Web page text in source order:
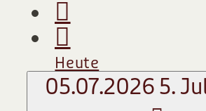
Heute
05.07.2026 5.